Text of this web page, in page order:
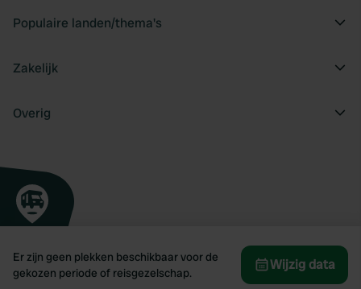
Er zijn geen plekken beschikbaar voor de
gekozen periode of reisgezelschap.
Wijzig data
Populaire landen/thema's
Zakelijk
Overig